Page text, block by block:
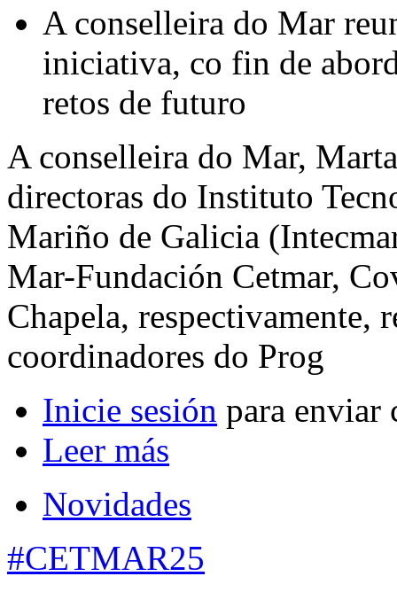
A conselleira do Mar
iniciativa, co fin de
retos de futuro
A conselleira do Mar,
directoras do Instituto
Mariño de Galicia
Mar-Fundación Cetmar,
Chapela, respectivamente,
coordinadores do Prog
Inicie sesión para enviar
Leer más
Novidades
#CETMAR25